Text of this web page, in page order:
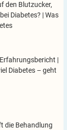
den Blutzucker,
Diabetes? |Was
|
Diabetes – geht
die Behandlung